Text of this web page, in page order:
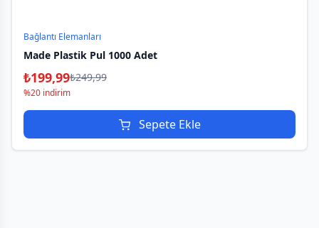
Bağlantı Elemanları
Made Plastik Pul 1000 Adet
₺199,99₺249,99
%20 indirim
Sepete Ekle